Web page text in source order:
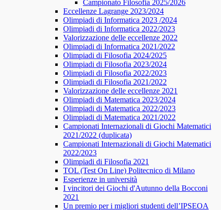
Campionato Filosofia 2025/2026
​​Eccellenze Lagrange 2023/2024
Olimpiadi di Informatica 2023 /2024
Olimpiadi di Informatica 2022/2023
Valorizzazione delle eccellenze 2022
Olimpiadi di Informatica 2021/2022
Olimpiadi di Filosofia 2024/2025
Olimpiadi di Filosofia 2023/2024
Olimpiadi di Filosofia 2022/2023
Olimpiadi di Filosofia 2021/2022
Valorizzazione delle eccellenze 2021
Olimpiadi di Matematica 2023/2024
Olimpiadi di Matematica 2022/2023
Olimpiadi di Matematica 2021/2022
Campionati Internazionali di Giochi Matematici
2021/2022 (duplicata)
Campionati Internazionali di Giochi Matematici
2022/2023
Olimpiadi di Filosofia 2021
TOL (Test On Line) Politecnico di Milano
Esperienze in università
I vincitori dei Giochi d'Autunno della Bocconi
2021
Un premio per i migliori studenti dell’IPSEOA